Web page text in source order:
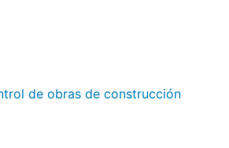
de obras de construcción